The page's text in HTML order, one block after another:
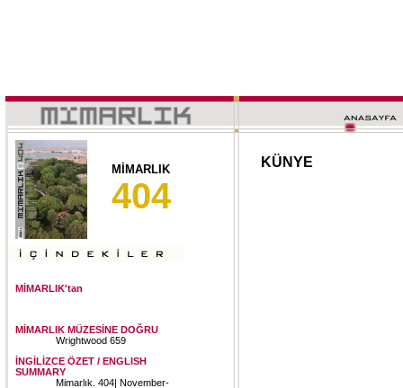
MİMARLIK
404
MİMARLIK'tan
MİMARLIK MÜZESİNE DOĞRU
Wrightwood 659
İNGİLİZCE ÖZET / ENGLISH
SUMMARY
Mimarlık. 404| November-
KÜNYE